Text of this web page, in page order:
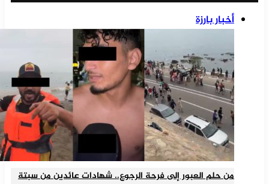
أخبار بارزة
من حلم العبور إلى فرحة الرجوع.. شهادات عائدين من سبتة